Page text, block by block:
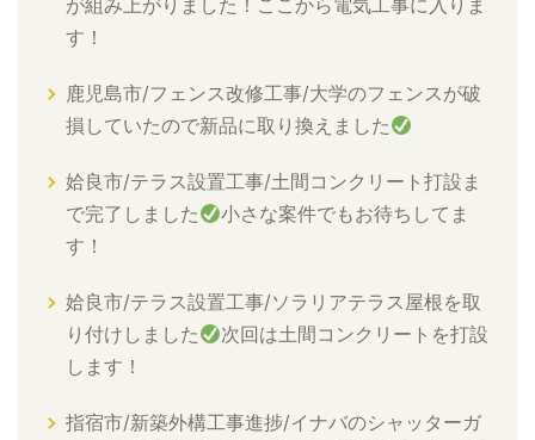
が組み上がりました！ここから電気工事に入りま
す！
鹿児島市/フェンス改修工事/大学のフェンスが破
損していたので新品に取り換えました
姶良市/テラス設置工事/土間コンクリート打設ま
で完了しました
小さな案件でもお待ちしてま
す！
姶良市/テラス設置工事/ソラリアテラス屋根を取
り付けしました
次回は土間コンクリートを打設
します！
指宿市/新築外構工事進捗/イナバのシャッターガ